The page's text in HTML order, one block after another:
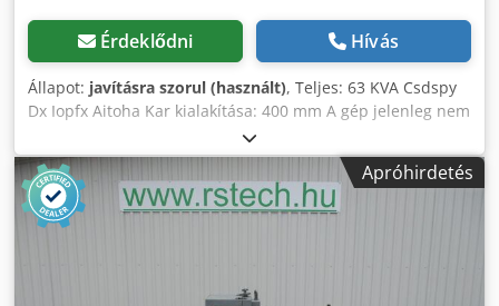
Érdeklődni Hívás
Állapot: javításra szorul (használt), Teljes: 63 KVA Csdspy
Dx Iopfx Aitoha Kar kialakítása: 400 mm A gép jelenleg nem
működik (hiányzik a vezérlőpanel).
Apróhirdetés